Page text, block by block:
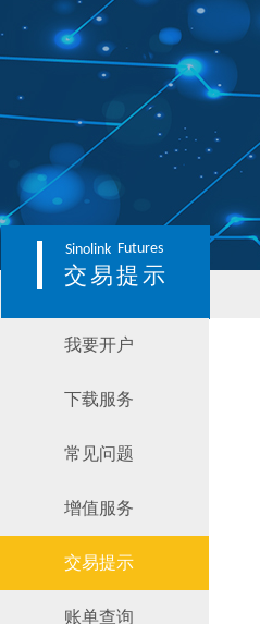
Sinolink Futures
交易提示
我要开户
下载服务
常见问题
增值服务
交易提示
账单查询